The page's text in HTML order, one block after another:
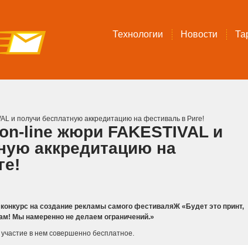
Технологии Новости
и получи бесплатную аккредитацию на фестиваль в Риге!
line жюри FAKESTIVAL и
аккредитацию на
на создание рекламы самого фестиваляЖ «Будет это принт,
Мы намеренно не делаем ограничений.»
в нем совершенно бесплатное.